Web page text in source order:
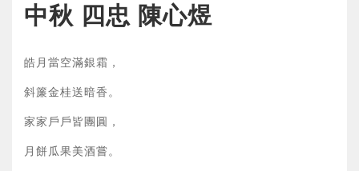
中秋 四忠 陳心煜
皓月當空滿銀霜，
斜簾金桂送暗香。
家家戶戶皆團圓，
月餅瓜果美酒嘗。